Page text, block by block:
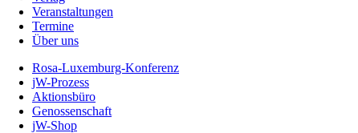
Veranstaltungen
Termine
Über uns
Rosa-Luxemburg-Konferenz
jW-Prozess
Aktionsbüro
Genossenschaft
jW-Shop